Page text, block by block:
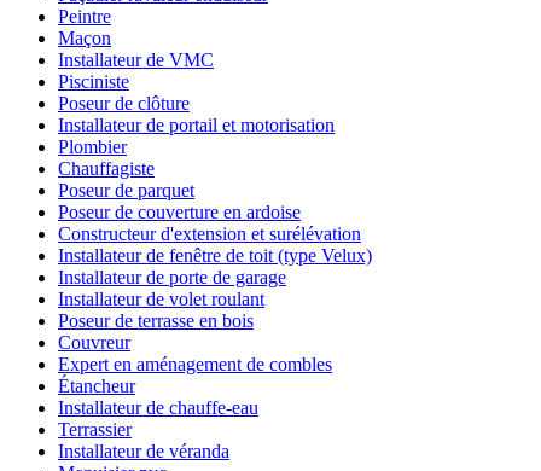
Peintre
Maçon
Installateur de VMC
Pisciniste
Poseur de clôture
Installateur de portail et motorisation
Plombier
Chauffagiste
Poseur de parquet
Poseur de couverture en ardoise
Constructeur d'extension et surélévation
Installateur de fenêtre de toit (type Velux)
Installateur de porte de garage
Installateur de volet roulant
Poseur de terrasse en bois
Couvreur
Expert en aménagement de combles
Étancheur
Installateur de chauffe-eau
Terrassier
Installateur de véranda